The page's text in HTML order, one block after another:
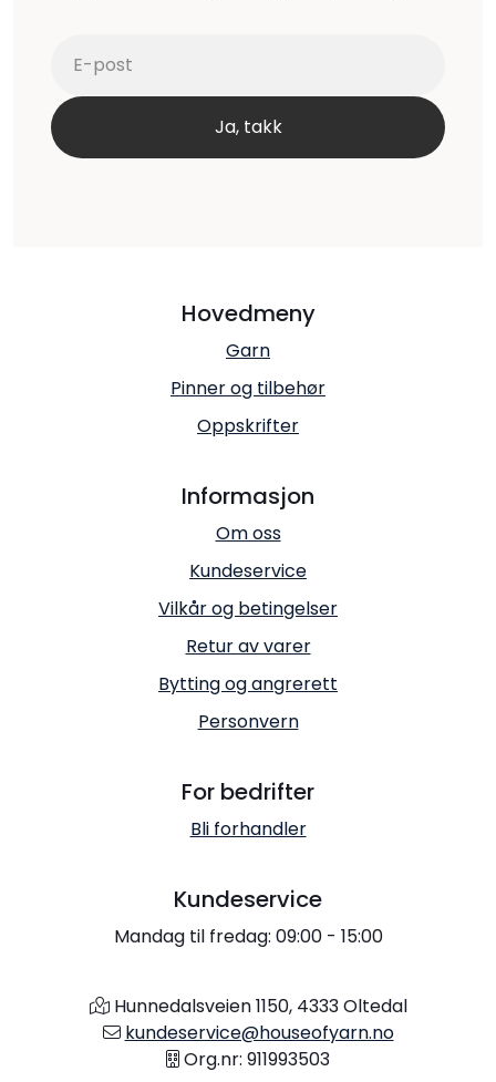
Hovedmeny
Garn
Pinner og tilbehør
Oppskrifter
Informasjon
Om oss
Kundeservice
Vilkår og betingelser
Retur av varer
Bytting og angrerett
Personvern
For bedrifter
Bli forhandler
Kundeservice
Mandag til fredag: 09:00 - 15:00
Hunnedalsveien 1150, 4333 Oltedal
kundeservice@houseofyarn.no
Org.nr: 911993503